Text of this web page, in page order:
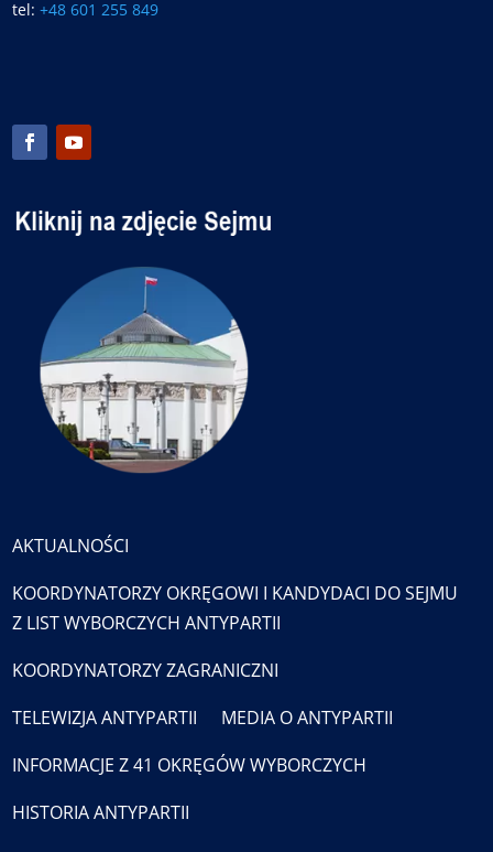
tel:+48 601 255 849
AKTUALNOŚCI
KOORDYNATORZY OKRĘGOWI I KANDYDACI DO SEJMU
Z LIST WYBORCZYCH ANTYPARTII
KOORDYNATORZY ZAGRANICZNI
TELEWIZJA ANTYPARTII
MEDIA O ANTYPARTII
INFORMACJE Z 41 OKRĘGÓW WYBORCZYCH
HISTORIA ANTYPARTII